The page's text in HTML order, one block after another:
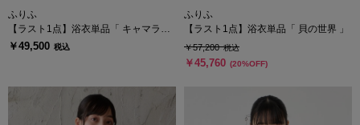
ふりふ
【ラスト1点】浴衣単品「 キャマラー
ド 」
￥49,500 税込
ふりふ
【ラスト1点】浴衣単品「 貝の世界 」
￥57,200 税込
￥45,760 (20%OFF)